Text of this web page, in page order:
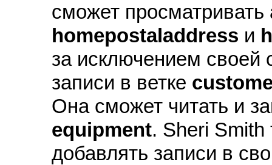
сможет
homepostaladdress и
за исключением своей
записи в ветке
Она сможет читать и
equipment. Sheri Smith
добавлять записи в